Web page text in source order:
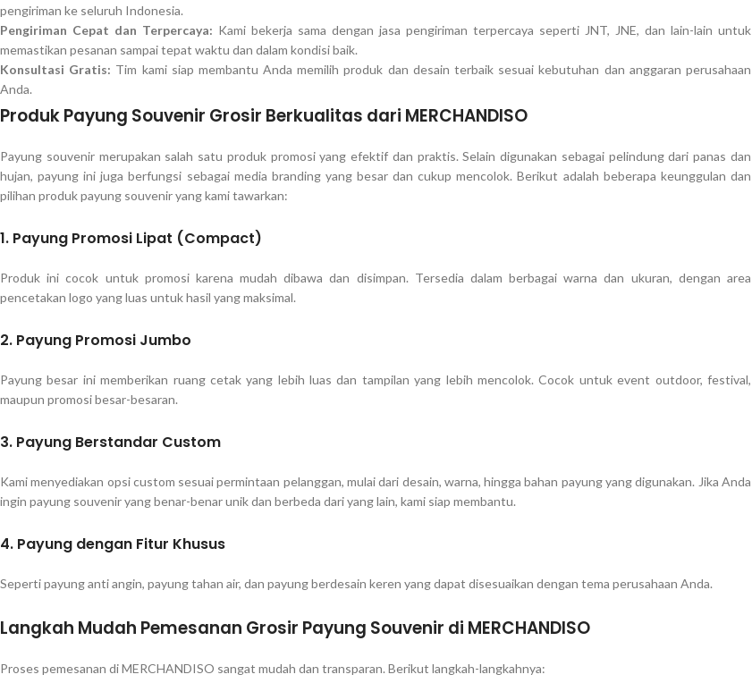
pengiriman ke seluruh Indonesia.
Pengiriman Cepat dan Terpercaya: Kami bekerja sama dengan jasa pengiriman terpercaya seperti JNT, JNE, dan lain-lain untuk
memastikan pesanan sampai tepat waktu dan dalam kondisi baik.
Konsultasi Gratis: Tim kami siap membantu Anda memilih produk dan desain terbaik sesuai kebutuhan dan anggaran perusahaan
Anda.
Produk Payung Souvenir Grosir Berkualitas dari MERCHANDISO
Payung souvenir merupakan salah satu produk promosi yang efektif dan praktis. Selain digunakan sebagai pelindung dari panas dan
hujan, payung ini juga berfungsi sebagai media branding yang besar dan cukup mencolok. Berikut adalah beberapa keunggulan dan
pilihan produk payung souvenir yang kami tawarkan:
1. Payung Promosi Lipat (Compact)
Produk ini cocok untuk promosi karena mudah dibawa dan disimpan. Tersedia dalam berbagai warna dan ukuran, dengan area
pencetakan logo yang luas untuk hasil yang maksimal.
2. Payung Promosi Jumbo
Payung besar ini memberikan ruang cetak yang lebih luas dan tampilan yang lebih mencolok. Cocok untuk event outdoor, festival,
maupun promosi besar-besaran.
3. Payung Berstandar Custom
Kami menyediakan opsi custom sesuai permintaan pelanggan, mulai dari desain, warna, hingga bahan payung yang digunakan. Jika Anda
ingin payung souvenir yang benar-benar unik dan berbeda dari yang lain, kami siap membantu.
4. Payung dengan Fitur Khusus
Seperti payung anti angin, payung tahan air, dan payung berdesain keren yang dapat disesuaikan dengan tema perusahaan Anda.
Langkah Mudah Pemesanan Grosir Payung Souvenir di MERCHANDISO
Proses pemesanan di MERCHANDISO sangat mudah dan transparan. Berikut langkah-langkahnya: